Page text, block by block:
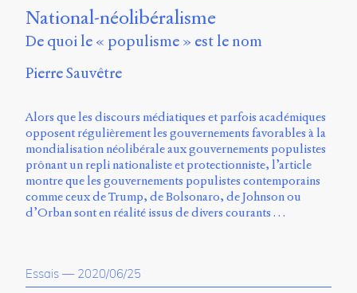
National-néolibéralisme
De quoi le « populisme » est le nom
Pierre Sauvêtre
Alors que les discours médiatiques et parfois académiques
opposent régulièrement les gouvernements favorables à la
mondialisation néolibérale aux gouvernements populistes
prônant un repli nationaliste et protectionniste, l’article
montre que les gouvernements populistes contemporains
comme ceux de Trump, de Bolsonaro, de Johnson ou
d’Orban sont en réalité issus de divers courants …
Essais — 2020/06/25